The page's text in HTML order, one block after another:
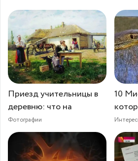
Приезд учительницы в
деревню: что на
Фотографии
10